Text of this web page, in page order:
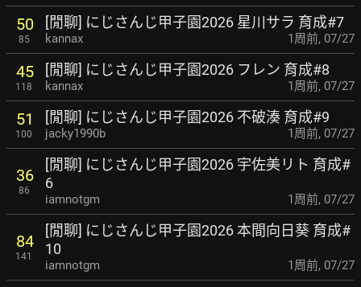
50
85
[閒聊] にじさんじ甲子園2026 星川サラ 育成#7
kannax 1周前, 07/27
45
118
[閒聊] にじさんじ甲子園2026 フレン 育成#8
kannax 1周前, 07/27
51
100
[閒聊] にじさんじ甲子園2026 不破湊 育成#9
jacky1990b 1周前, 07/27
36
86
[閒聊] にじさんじ甲子園2026 宇佐美リト 育成#
6
iamnotgm 1周前, 07/27
84
141
[閒聊] にじさんじ甲子園2026 本間向日葵 育成#
10
iamnotgm 1周前, 07/27